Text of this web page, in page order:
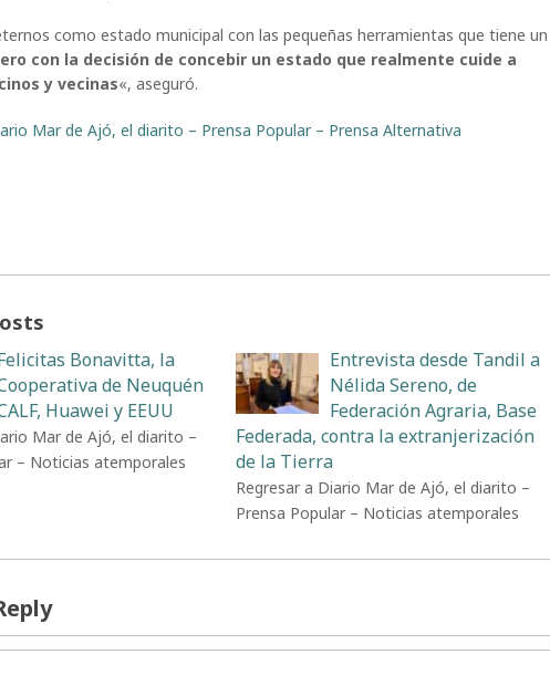
como estado municipal con las pequeñas herramientas que tiene un
con la decisión de concebir un estado que realmente cuide a
y vecinas«, aseguró.
Mar de Ajó, el diarito – Prensa Popular – Prensa Alternativa
Bonavitta, la
de Neuquén
Huawei y EEUU
Mar de Ajó, el diarito –
– Noticias atemporales
Entrevista desde Tandil a
Nélida Sereno, de
Federación Agraria, Base
Federada, contra la extranjerización
de la Tierra
Regresar a Diario Mar de Ajó, el diarito –
Prensa Popular – Noticias atemporales